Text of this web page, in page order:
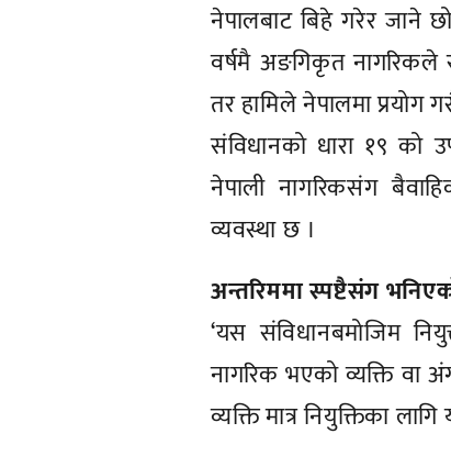
नेपालबाट बिहे गरेर जाने
वर्षमै अङगिकृत नागरिकले
तर हामिले नेपालमा प्रयोग
संविधानको धारा १९ को
नेपाली नागरिकसंग
व्यवस्था छ ।
अन्तरिममा स्पष्टैसंग
‘यस संविधानबमोजिम
नागरिक भएको व्यक्ति वा
व्यक्ति मात्र नियुक्तिका